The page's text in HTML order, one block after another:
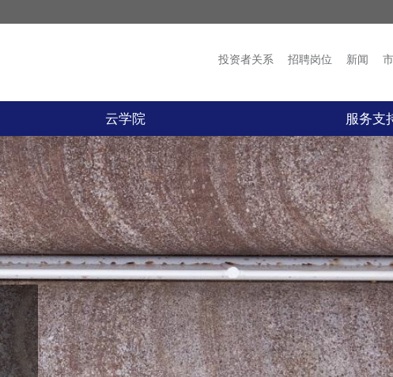
市场活动
投资者关系 招聘岗位 新闻
云学院 服务支